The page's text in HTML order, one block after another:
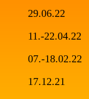
29.06.22
11.-22.04.22
07.-18.02.22
17.12.21